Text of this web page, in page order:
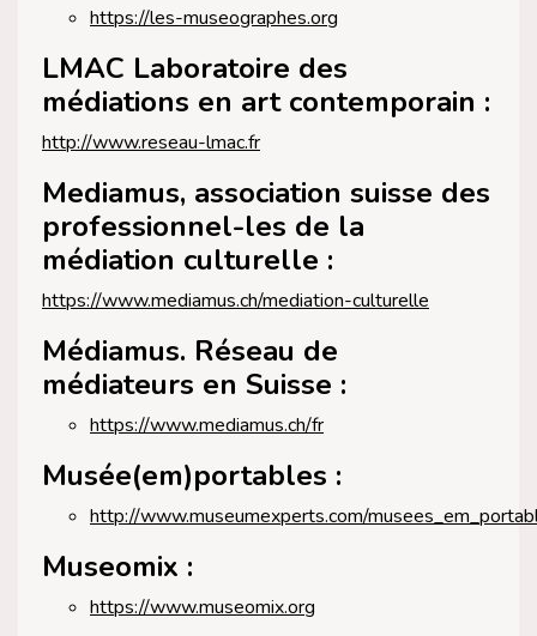
https://les-museographes.org
LMAC Laboratoire des
médiations en art contemporain :
http://www.reseau-lmac.fr
Mediamus, association suisse des
professionnel-les de la
médiation culturelle :
https://www.mediamus.ch/mediation-culturelle
Médiamus. Réseau de
médiateurs en Suisse :
https://www.mediamus.ch/fr
Musée(em)portables :
http://www.museumexperts.com/
Museomix :
https://www.museomix.org